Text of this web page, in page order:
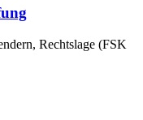
Rechtslage (FSK